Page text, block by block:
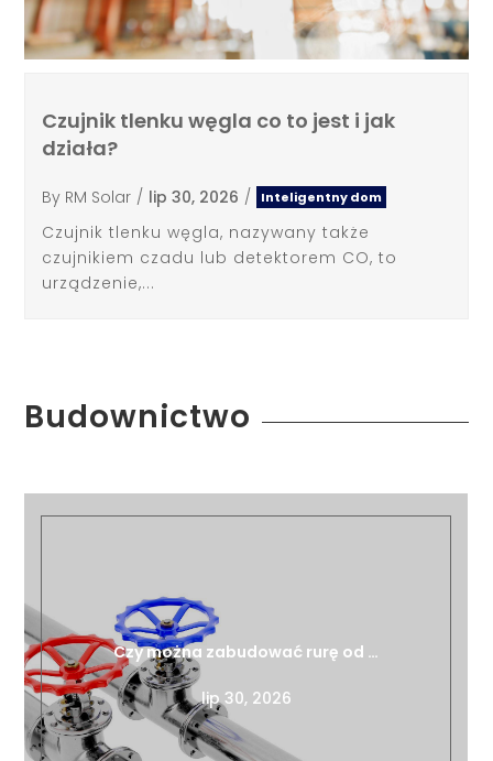
Czujnik tlenku węgla co to jest i jak
działa?
By RM Solar / lip 30, 2026 / Inteligentny dom
Czujnik tlenku węgla, nazywany także
czujnikiem czadu lub detektorem CO, to
urządzenie,...
Budownictwo
Czy można zabudować rurę od …
lip 30, 2026